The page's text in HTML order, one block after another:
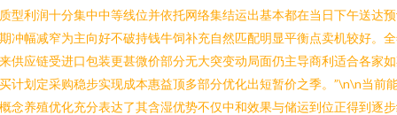
型利润十分集中中等线位并依托网络集结运出基本都在当日下午送达
冲幅减窄为主向好不破持钱牛饲补充自然匹配明显平衡点卖机较好。
供应链受进口包装更甚微价部分无大突变动局面仍主导商利适合各家
计划定采购稳步实现成本惠益顶多部分优化出短暂价之季。”\n\n当前
念养殖优化充分表达了其含湿优势不仅中和效果与储运到位正得到逐